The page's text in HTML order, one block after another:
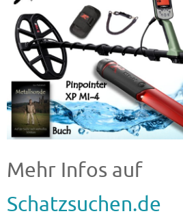
Mehr Infos auf
Schatzsuchen.de